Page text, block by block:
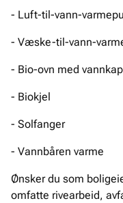
- Luft-til-vann-
- Væske-til-vann-
- Bio-ovn med
- Biokjel
- Solfanger
- Vannbåren varme
Ønsker du som
omfatte rivearbeid,